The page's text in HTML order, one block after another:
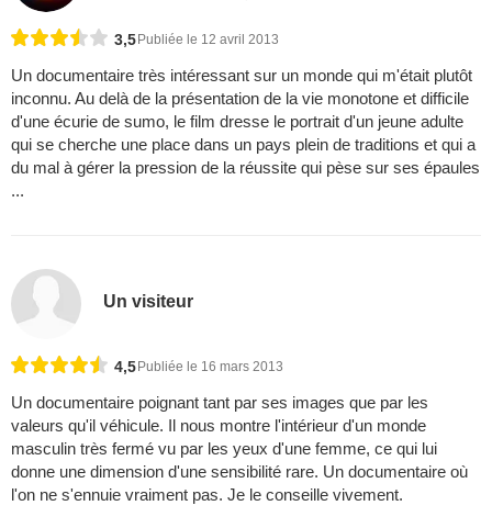
3,5Publiée le 12 avril 2013
Un documentaire très intéressant sur un monde qui m'était plutôt
inconnu. Au delà de la présentation de la vie monotone et difficile
d'une écurie de sumo, le film dresse le portrait d'un jeune adulte
qui se cherche une place dans un pays plein de traditions et qui a
du mal à gérer la pression de la réussite qui pèse sur ses épaules
...
Un visiteur
4,5 Publiée le 16 mars 2013
Un documentaire poignant tant par ses images que par les
valeurs qu'il véhicule. Il nous montre l'intérieur d'un monde
masculin très fermé vu par les yeux d'une femme, ce qui lui
donne une dimension d'une sensibilité rare. Un documentaire où
l'on ne s'ennuie vraiment pas. Je le conseille vivement.